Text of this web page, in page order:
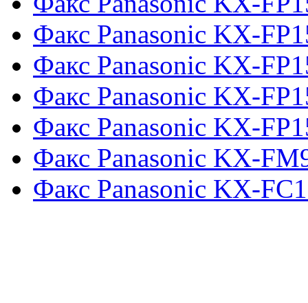
Факс Panasonic KX-
Факс Panasonic KX-
Факс Panasonic KX-
Факс Panasonic KX-
Факс Panasonic KX-
Факс Panasonic KX-